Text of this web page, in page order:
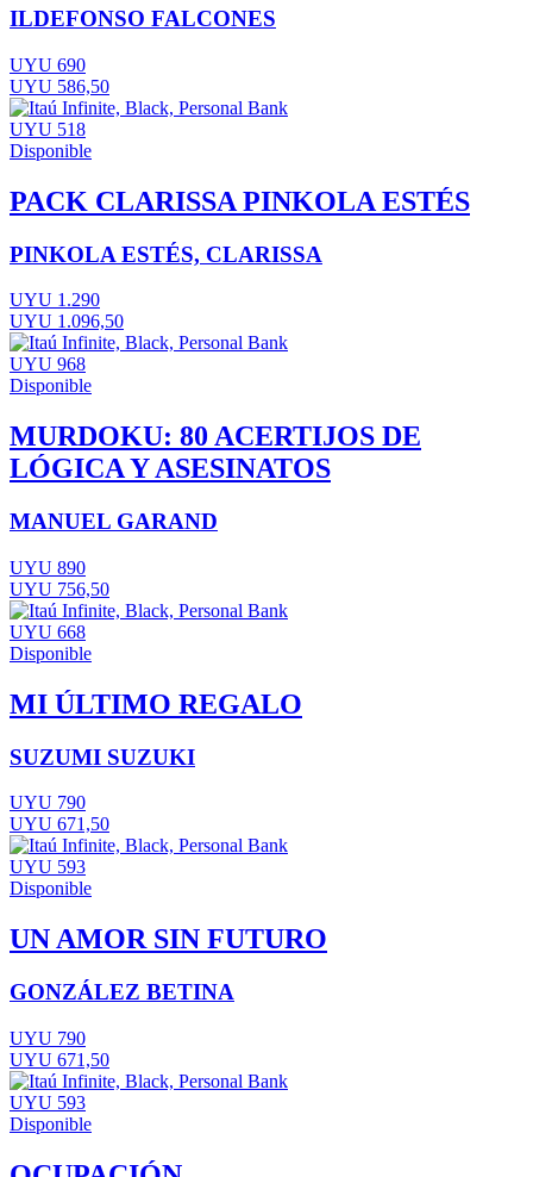
ILDEFONSO FALCONES
UYU 690
UYU 586,50
UYU 518
Disponible
PACK CLARISSA PINKOLA ESTÉS
PINKOLA ESTÉS, CLARISSA
UYU 1.290
UYU 1.096,50
UYU 968
Disponible
MURDOKU: 80 ACERTIJOS DE
LÓGICA Y ASESINATOS
MANUEL GARAND
UYU 890
UYU 756,50
UYU 668
Disponible
MI ÚLTIMO REGALO
SUZUMI SUZUKI
UYU 790
UYU 671,50
UYU 593
Disponible
UN AMOR SIN FUTURO
GONZÁLEZ BETINA
UYU 790
UYU 671,50
UYU 593
Disponible